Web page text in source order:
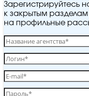
Зарегистрируйтесь
к закрытым разделам
на профильные